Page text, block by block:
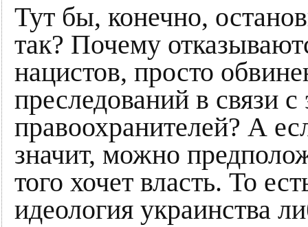
Тут бы, конечно,
так? Почему
нацистов, просто
преследований в связи
правоохранителей? А
значит, можно
того хочет власть. То
идеология украинства